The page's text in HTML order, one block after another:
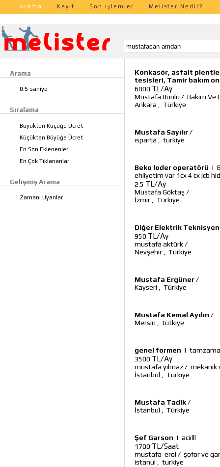
Arama Kayıt Son İşlemler Melister Nedir?
Arama
0.5 saniye
Sıralama
Büyükten Küçüğe Ücret
Küçükten Büyüğe Ücret
En Son Eklenenler
En Çok Tıklananlar
Gelişmiş Arama
Zamanı Uyanlar
Konkasör, asfalt
tesisleri, Tamir bakım
6000 TL/Ay
Mustafa Bunlu / Bakım Ve
Ankara
Türkiye
Mustafa Sayılır/
ısparta
turkiye
Beko loder operatörü |
ehliyetim var 1cx 4 cx jcb
2.5 TL/Ay
Mustafa Göktaş/
İzmir
Türkiye
Diğer Elektrik
950 TL/Ay
mustafa aktürk/
Nevşehir
Türkiye
Mustafa Ergüner/
Kayseri
Türkiye
Mustafa Kemal Aydın /
Mersin
tütkiye
genel formen |
3500 TL/Ay
mustafa yılmaz/ mekanik
İstanbul
Türkiye
Mustafa Tadik/
İstanbul
Türkiye
Şef Garson | aciilll
1700 TL/Saat
mustafa erol / şofor ve
istanul
turkiye